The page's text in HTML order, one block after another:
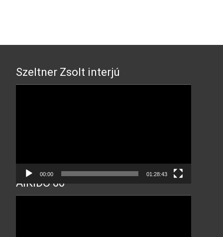
Szeltner Zsolt interjú
00:00 01:28:43
AIKIDO 60